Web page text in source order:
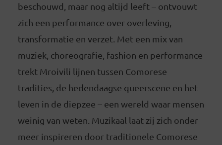
beschouwd, maar nog altijd leeft – ontvouwt
zich een performance over overleving,
transformatie en verzet. Met een mix van
muziek, choreografie, fashion en performance
trekt Mroivili lijnen tussen Comorese
tradities, de hedendaagse queerscene en het
leven in de diepzee – een wereld waar mensen
weinig van weten. Muzikaal laat zij zich onder
meer inspireren door traditionele Comorese